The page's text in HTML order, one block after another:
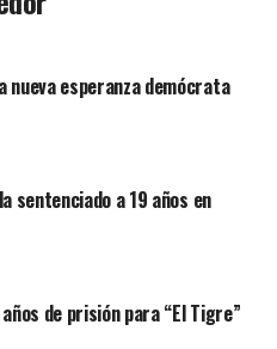
nueva esperanza demócrata
sentenciado a 19 años en
de prisión para “El Tigre”